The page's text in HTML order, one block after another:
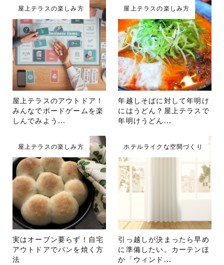
屋上テラスの楽しみ方
屋上テラスのアウトドア！
みんなでボードゲームを楽
しんでみよう...
屋上テラスの楽しみ方
年越しそばに対して年明け
にはうどん？屋上テラスで
年明けうどん...
屋上テラスの楽しみ方
実はオーブン要らず！自宅
アウトドアでパンを焼く方
法
ホテルライクな空間づくり
引っ越しが決まったら早め
に準備したい。カーテンほ
か「ウィンド...